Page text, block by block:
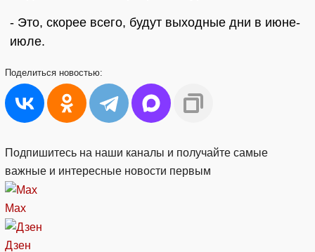
- Это, скорее всего, будут выходные дни в июне-
июле.
Поделиться новостью:
Подпишитесь на наши каналы и получайте самые
важные и интересные новости первым
Max
Дзен